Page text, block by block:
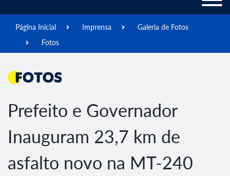
Página Inicial Imprensa
Galeria de Fotos
Fotos
Fotos
Prefeito e Governador
Inauguram 23,7 km de
asfalto novo na MT-240